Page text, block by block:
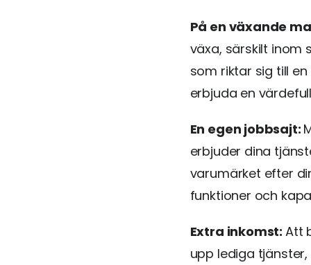
På en växande
växa, särskilt inom
som riktar sig till
erbjuda en
En egen jobbsajt:
erbjuder dina
varumärket efter
funktioner och
Extra inkomst: Att
upp lediga